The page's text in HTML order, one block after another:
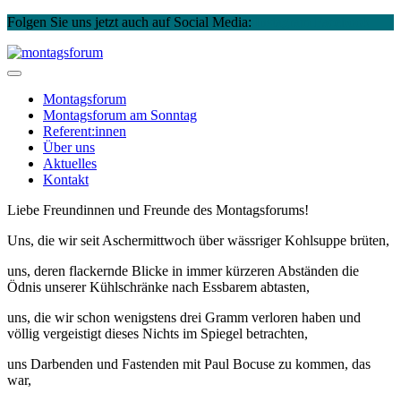
Folgen Sie uns jetzt auch auf Social Media:
Skip
to
Montagsforum
Montagsforum am Sonntag
Referent:innen
Über uns
Aktuelles
Kontakt
Liebe Freundinnen und Freunde des Montagsforums!
Uns, die wir seit Aschermittwoch über wässriger Kohlsuppe brüten,
uns, deren flackernde Blicke in immer kürzeren Abständen die
Ödnis unserer Kühlschränke nach Essbarem abtasten,
uns, die wir schon wenigstens drei Gramm verloren haben und
völlig vergeistigt dieses Nichts im Spiegel betrachten,
uns Darbenden und Fastenden mit Paul Bocuse zu kommen, das
war,